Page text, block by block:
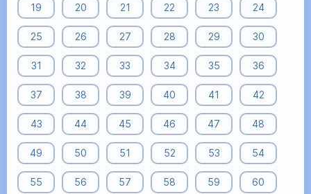
19 20 21 22 23 24
25 26 27 28 29 30
31 32 33 34 35 36
37 38 39 40 41 42
43 44 45 46 47 48
49 50 51 52 53 54
55 56 57 58 59 60